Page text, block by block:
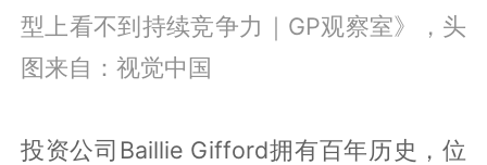
型上看不到持续竞争力｜GP观察室》，头
图来自：视觉中国
投资公司 Baillie Gifford拥有百年历史，位